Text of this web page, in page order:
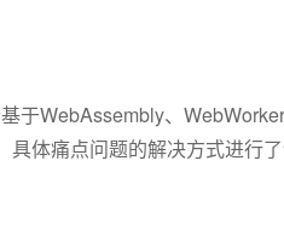
于WebAssembly、
体痛点问题的解决方式进行